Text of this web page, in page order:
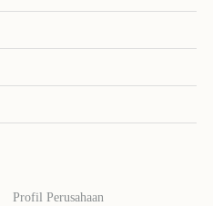
Profil Perusahaan